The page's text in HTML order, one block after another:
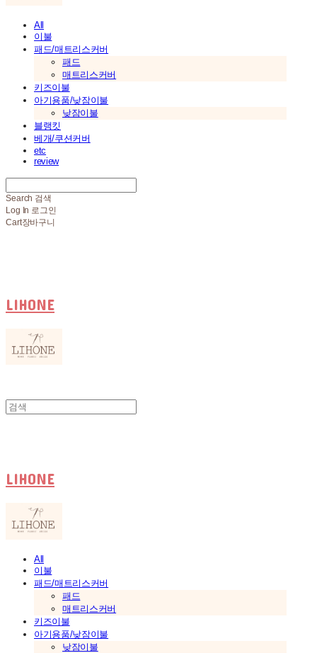
All
이불
패드/매트리스커버
패드
매트리스커버
키즈이불
아기용품/낮잠이불
낮잠이불
블랭킷
베개/쿠션커버
etc
review
Search 검색
Log In 로그인
Cart장바구니
LIHONE
LIHONE
All
이불
패드/매트리스커버
패드
매트리스커버
키즈이불
아기용품/낮잠이불
낮잠이불